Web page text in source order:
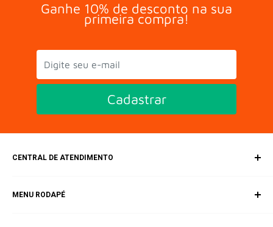
Ganhe 10% de desconto na sua
primeira compra!
Cadastrar
CENTRAL DE ATENDIMENTO
MENU RODAPÉ